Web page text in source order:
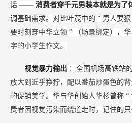
话 —— 消费者穿千元男装本就是为了
调基础需求。对比叶茂中的 “ 男人要狠
要时刻穿中华立领 ”
（场景绑定），
字的小学生作文。
视觉暴力输出 ：全国机场高铁站
放大到近乎狰狞，配以番茄炒蛋色的
的促销美学。华与华创始人华杉曾称 “
费者因视觉污染而绕道走时，记住的只